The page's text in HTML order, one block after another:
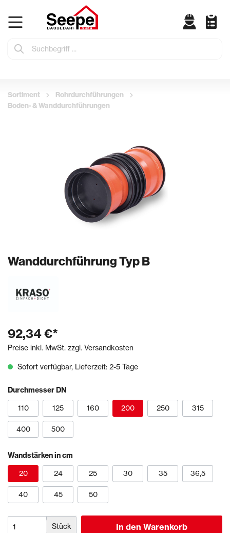
Sortiment
Rohrdurchführungen
Boden- & Wanddurchführungen
Wanddurchführung Typ B
92,34 €*
Preise inkl. MwSt. zzgl. Versandkosten
Sofort verfügbar, Lieferzeit: 2-5 Tage
Durchmesser DN
110
125 160 200 250 315
400 500
Wandstärken in cm
20
24 25 30 35 36,5
40 45 50
Stück In den Warenkorb